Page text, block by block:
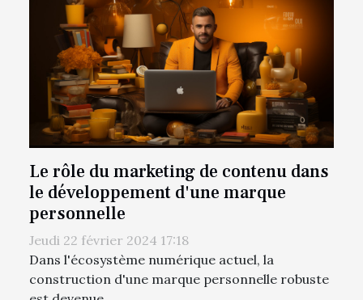
Le rôle du marketing de contenu dans
le développement d'une marque
personnelle
Jeudi 22 février 2024 17:18
Dans l'écosystème numérique actuel, la
construction d'une marque personnelle robuste